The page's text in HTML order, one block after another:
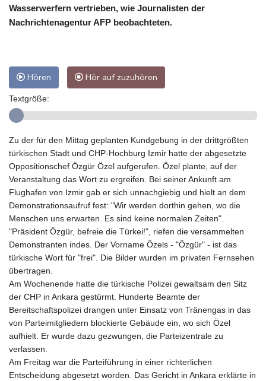
Wasserwerfern vertrieben, wie Journalisten der
Nachrichtenagentur AFP beobachteten.
Hören Hör auf zuzuhören
Textgröße:
Zu der für den Mittag geplanten Kundgebung in der drittgrößten
türkischen Stadt und CHP-Hochburg Izmir hatte der abgesetzte
Oppositionschef Özgür Özel aufgerufen. Özel plante, auf der
Veranstaltung das Wort zu ergreifen. Bei seiner Ankunft am
Flughafen von Izmir gab er sich unnachgiebig und hielt an dem
Demonstrationsaufruf fest: "Wir werden dorthin gehen, wo die
Menschen uns erwarten. Es sind keine normalen Zeiten".
"Präsident Özgür, befreie die Türkei!", riefen die versammelten
Demonstranten indes. Der Vorname Özels - "Özgür" - ist das
türkische Wort für "frei". Die Bilder wurden im privaten Fernsehen
übertragen.
Am Wochenende hatte die türkische Polizei gewaltsam den Sitz
der CHP in Ankara gestürmt. Hunderte Beamte der
Bereitschaftspolizei drangen unter Einsatz von Tränengas in das
von Parteimitgliedern blockierte Gebäude ein, wo sich Özel
aufhielt. Er wurde dazu gezwungen, die Parteizentrale zu
verlassen.
Am Freitag war die Parteiführung in einer richterlichen
Entscheidung abgesetzt worden. Das Gericht in Ankara erklärte in